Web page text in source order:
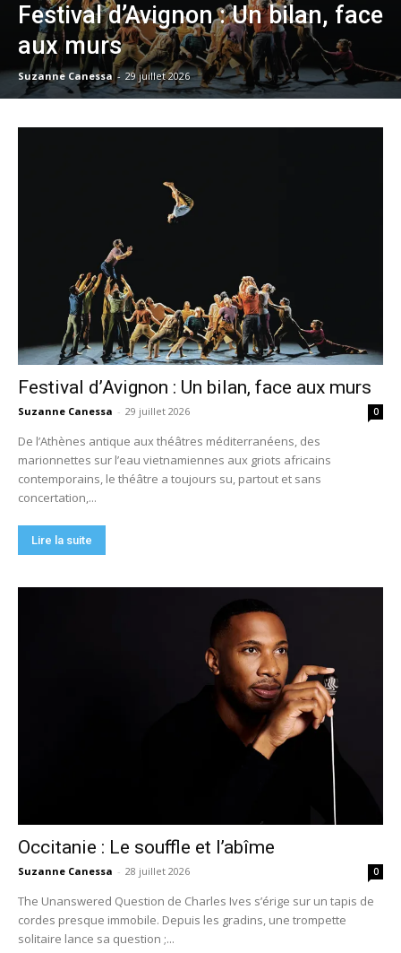
Festival d’Avignon : Un bilan, face
aux murs
Suzanne Canessa - 29 juillet 2026
Festival d’Avignon : Un bilan, face aux murs
Suzanne Canessa - 29 juillet 2026 0
De l’Athènes antique aux théâtres méditerranéens, des
marionnettes sur l’eau vietnamiennes aux griots africains
contemporains, le théâtre a toujours su, partout et sans
concertation,...
Lire la suite
Occitanie : Le souffle et l’abîme
Suzanne Canessa - 28 juillet 2026 0
The Unanswered Question de Charles Ives s’érige sur un tapis de
cordes presque immobile. Depuis les gradins, une trompette
solitaire lance sa question ;...